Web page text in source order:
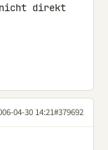
nicht direkt
04-30 14:21#379692